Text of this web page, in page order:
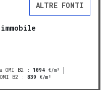
ALTRE FONTI
immobile
OMI B2 : 1094 €/m²
B2 : 839 €/m²